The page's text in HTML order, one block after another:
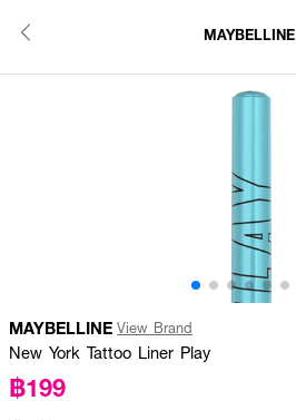
MAYBELLINE
MAYBELLINE View Brand
New York Tattoo Liner Play
฿199